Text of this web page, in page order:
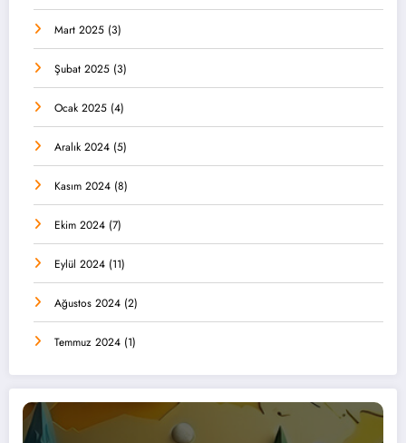
Mart 2025 (3)
Şubat 2025 (3)
Ocak 2025 (4)
Aralık 2024 (5)
Kasım 2024 (8)
Ekim 2024 (7)
Eylül 2024 (11)
Ağustos 2024 (2)
Temmuz 2024 (1)